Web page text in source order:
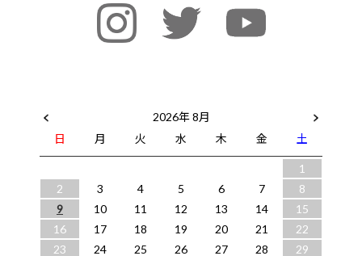
2026年 8月
日
月 火 水 木 金
土
1
2
3 4 5 6 7
8
9
10 11 12 13 14
15
16
17 18 19 20 21
22
23
24 25 26 27 28 29